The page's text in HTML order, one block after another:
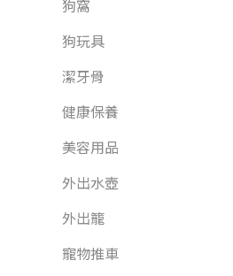
狗窩
狗玩具
潔牙骨
健康保養
美容用品
外出水壺
外出籠
寵物推車